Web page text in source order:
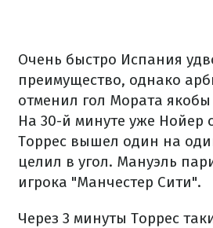
Очень быстро Испания
преимущество, однако
отменил гол Мората
На 30-й минуте уже Нойер
Торрес вышел один на
целил в угол. Мануэль
игрока "Манчестер Сити".
Через 3 минуты Торрес